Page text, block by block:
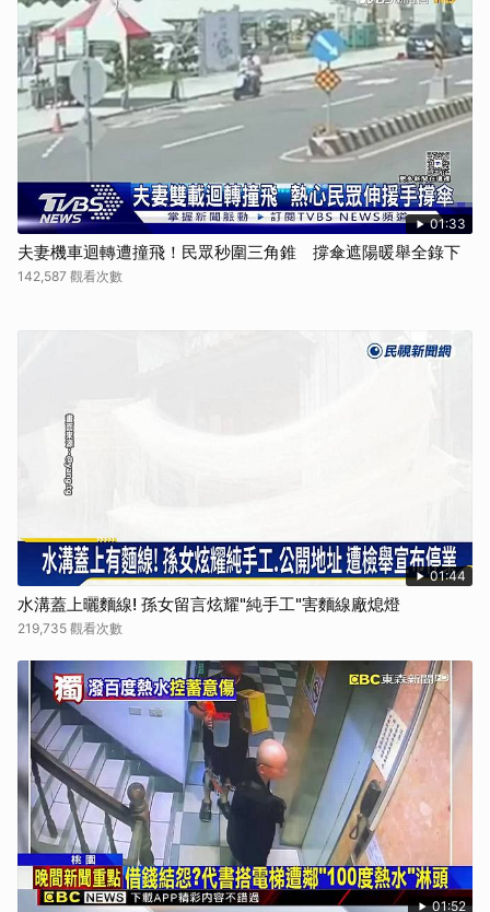
01:33
夫妻機車迴轉遭撞飛！民眾秒圍三角錐 撐傘遮陽暖舉全錄下
142,587 觀看次數
01:44
水溝蓋上曬麵線! 孫女留言炫耀"純手工"害麵線廠熄燈
219,735 觀看次數
01:52